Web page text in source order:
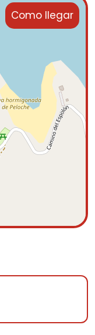
Como llegar